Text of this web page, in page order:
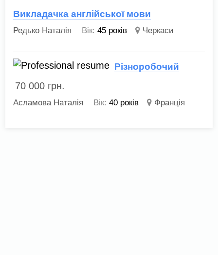
Викладачка англійської мови
Редько Наталія Вік: 45 років Черкаси
Різноробочий
70 000 грн.
Асламова Наталія Вік: 40 років Франція